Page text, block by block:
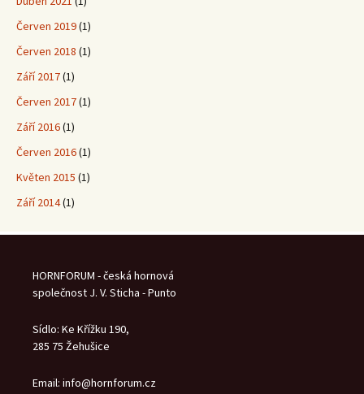
Červen 2019(1)
Červen 2018 (1)
Září 2017(1)
Červen 2017(1)
Září 2016(1)
Červen 2016(1)
Květen 2015 (1)
Září 2014(1)
HORNFORUM - česká hornová
společnost J. V. Sticha - Punto
Sídlo: Ke Křížku 190,
285 75 Žehušice
Email: info@hornforum.cz